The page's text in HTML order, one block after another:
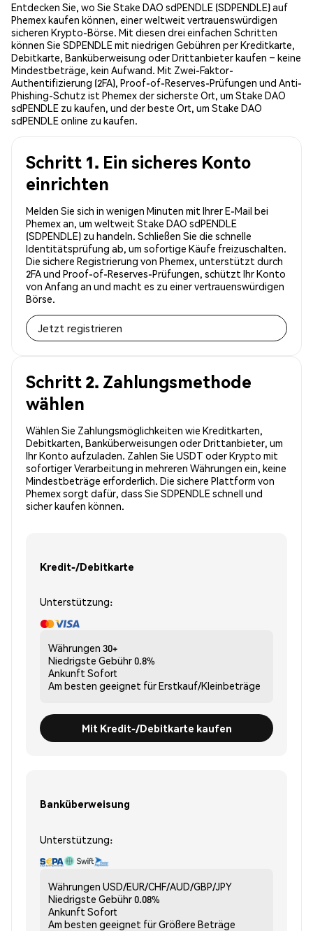
Entdecken Sie, wo Sie Stake DAO sdPENDLE (SDPENDLE) auf
Phemex kaufen können, einer weltweit vertrauenswürdigen
sicheren Krypto-Börse. Mit diesen drei einfachen Schritten
können Sie SDPENDLE mit niedrigen Gebühren per Kreditkarte,
Debitkarte, Banküberweisung oder Drittanbieter kaufen – keine
Mindestbeträge, kein Aufwand. Mit Zwei-Faktor-
Authentifizierung (2FA), Proof-of-Reserves-Prüfungen und Anti-
Phishing-Schutz ist Phemex der sicherste Ort, um Stake DAO
sdPENDLE zu kaufen, und der beste Ort, um Stake DAO
sdPENDLE online zu kaufen.
Schritt 1. Ein sicheres Konto
einrichten
Melden Sie sich in wenigen Minuten mit Ihrer E-Mail bei
Phemex an, um weltweit Stake DAO sdPENDLE
(SDPENDLE) zu handeln. Schließen Sie die schnelle
Identitätsprüfung ab, um sofortige Käufe freizuschalten.
Die sichere Registrierung von Phemex, unterstützt durch
2FA und Proof-of-Reserves-Prüfungen, schützt Ihr Konto
von Anfang an und macht es zu einer vertrauenswürdigen
Börse.
Jetzt registrieren
Schritt 2. Zahlungsmethode
wählen
Wählen Sie Zahlungsmöglichkeiten wie Kreditkarten,
Debitkarten, Banküberweisungen oder Drittanbieter, um
Ihr Konto aufzuladen. Zahlen Sie USDT oder Krypto mit
sofortiger Verarbeitung in mehreren Währungen ein, keine
Mindestbeträge erforderlich. Die sichere Plattform von
Phemex sorgt dafür, dass Sie SDPENDLE schnell und
sicher kaufen können.
Kredit-/Debitkarte
Unterstützung:
Währungen 30+
Niedrigste Gebühr0.8%
Ankunft Sofort
Am besten geeignet fürErstkauf/Kleinbeträge
Mit Kredit-/Debitkarte kaufen
Banküberweisung
Unterstützung:
Währungen USD/EUR/CHF/AUD/GBP/JPY
Niedrigste Gebühr0.08%
Ankunft Sofort
Am besten geeignet fürGrößere Beträge